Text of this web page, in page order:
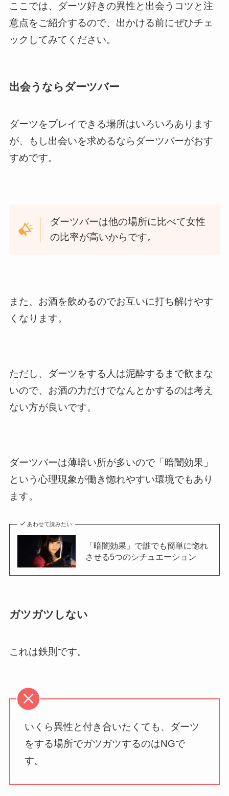
ここでは、ダーツ好きの異性と出会うコツと注
意点をご紹介するので、出かける前にぜひチェ
ックしてみてください。
出会うならダーツバー
ダーツをプレイできる場所はいろいろあります
が、もし出会いを求めるならダーツバーがおす
すめです。
ダーツバーは他の場所に比べて女性
の比率が高いからです。
また、お酒を飲めるのでお互いに打ち解けやす
くなります。
ただし、ダーツをする人は泥酔するまで飲まな
いので、お酒の力だけでなんとかするのは考え
ない方が良いです。
ダーツバーは薄暗い所が多いので「暗闇効果」
という心理現象が働き惚れやすい環境でもあり
ます。
あわせて読みたい
「暗闇効果」で誰でも簡単に惚れ
させる5つのシチュエーション
ガツガツしない
これは鉄則です。
いくら異性と付き合いたくても、ダーツ
をする場所でガツガツするのはNGで
す。